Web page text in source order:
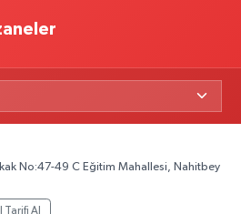
No:47-49 C Eğitim Mahallesi, Nahitbey
Tarifi Al